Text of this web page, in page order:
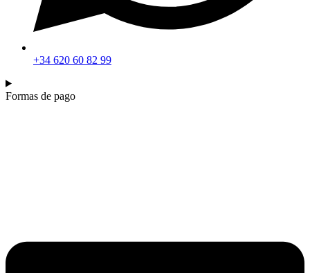
+34 620 60 82 99
Formas de pago